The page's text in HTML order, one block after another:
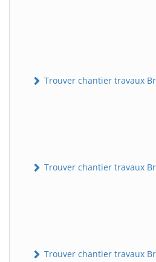
Trouver chantier travaux
Trouver chantier travaux
Trouver chantier travaux